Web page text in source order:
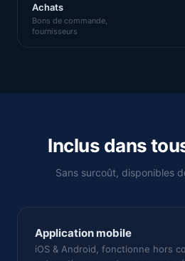
Achats
Bons de commande,
fournisseurs
Inclus dans
Sans surcoût, disponibles
Application mobile
iOS & Android, fonctionne hors